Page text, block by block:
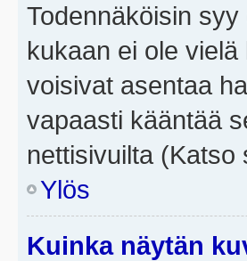
Todennäköisin
kukaan ei ole
voisivat asentaa
vapaasti kääntää
nettisivuilta (Katso
Ylös
Kuinka näytän